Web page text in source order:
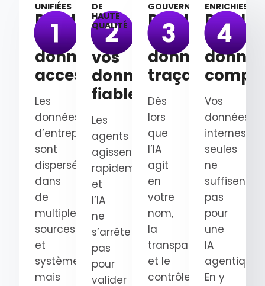
UNIFIÉES
Rendez
vos
données
accessibles
Les
données
d’entreprise
sont
dispersées
dans
de
multiples
sources
et
systèmes,
mais
DE
HAUTE
QUALITÉ
Rendez
vos
données
fiables
Les
agents
agissent
rapidement
et
l’IA
ne
s’arrête
pas
pour
valider
GOUVERNÉES
Rendez
vos
données
traçables
Dès
lors
que
l’IA
agit
en
votre
nom,
la
transparence
et le
contrôle
ENRICHIES
Rendez
vos
Vos
données
internes
seules
ne
suffisent
pas
pour
une
IA
agentique.
En y